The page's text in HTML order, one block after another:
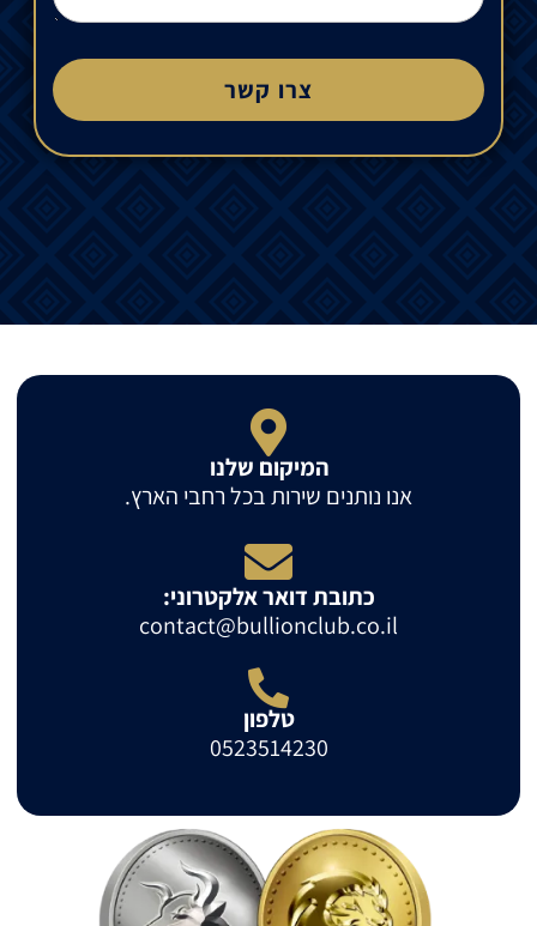
צרו קשר
המיקום שלנו
אנו נותנים שירות בכל רחבי הארץ.
כתובת דואר אלקטרוני:
contact@bullionclub.co.il
טלפון
0523514230